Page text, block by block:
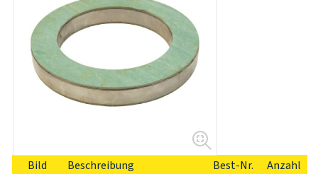
Bild Beschreibung Best-Nr.
Anzahl